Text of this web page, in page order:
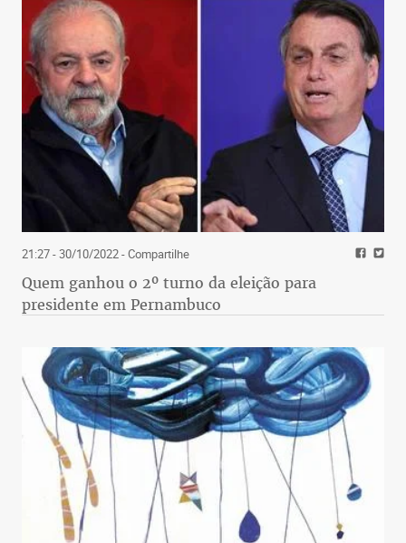
21:27 - 30/10/2022- Compartilhe
Quem ganhou o 2º turno da eleição para
presidente em Pernambuco